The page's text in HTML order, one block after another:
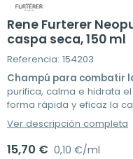
Rene Furterer
caspa seca, 150 ml
Referencia: 154203
Champú para combatir
purifica, calma e hidrata
forma rápida y eficaz la
Ver descripción completa
15,70 € 0,10 €/ml